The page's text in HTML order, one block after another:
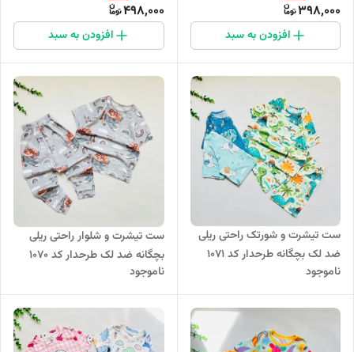
398,000
افزودن به سبد
498,000
افزودن به سبد
ست تیشرت و شورتک راحتی ریلی
ضد لک بچگانه طرحدار کد 1071
ناموجود
ست تیشرت و شلوار راحتی ریلی
بچگانه ضد لک طرحدار کد 1070
ناموجود